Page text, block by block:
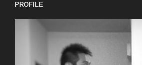
ン
PROFILE